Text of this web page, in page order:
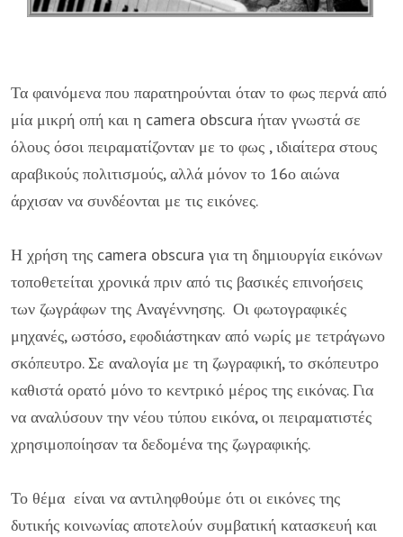
Τα φαινόμενα που παρατηρούνται όταν το φως περνά από
μία μικρή οπή και η camera obscura ήταν γνωστά σε
όλους όσοι πειραματίζονταν με το φως , ιδιαίτερα στους
αραβικούς πολιτισμούς, αλλά μόνον το 16ο αιώνα
άρχισαν να συνδέονται με τις εικόνες.
Η χρήση της camera obscura για τη δημιουργία εικόνων
τοποθετείται χρονικά πριν από τις βασικές επινοήσεις
των ζωγράφων της Αναγέννησης. Οι φωτογραφικές
μηχανές, ωστόσο, εφοδιάστηκαν από νωρίς με τετράγωνο
σκόπευτρο. Σε αναλογία με τη ζωγραφική, το σκόπευτρο
καθιστά ορατό μόνο το κεντρικό μέρος της εικόνας. Για
να αναλύσουν την νέου τύπου εικόνα, οι πειραματιστές
χρησιμοποίησαν τα δεδομένα της ζωγραφικής.
Το θέμα είναι να αντιληφθούμε ότι οι εικόνες της
δυτικής κοινωνίας αποτελούν συμβατική κατασκευή και